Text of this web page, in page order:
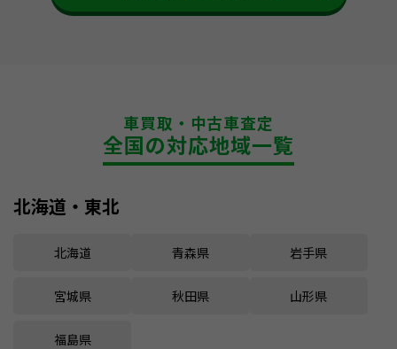
車買取・中古車査定
全国の対応地域一覧
北海道・東北
北海道 青森県 岩手県
宮城県 秋田県 山形県
福島県